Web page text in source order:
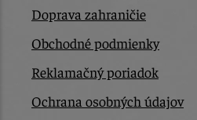
Doprava zahraničie
Obchodné podmienky
Reklamačný poriadok
Ochrana osobných údajov